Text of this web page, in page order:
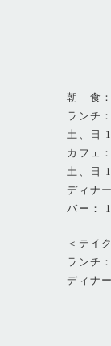
朝 食
ランチ
土、日
カフェ
土、日
ディナ
バー：
＜テイ
ランチ
ディナ